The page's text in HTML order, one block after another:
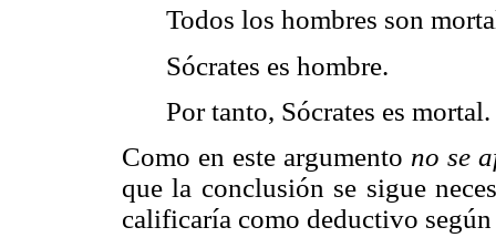
Todos los hombres son
Sócrates es hombre.
Por tanto, Sócrates es mortal.
Como en este argumento no se
que la conclusión se sigue
calificaría como deductivo